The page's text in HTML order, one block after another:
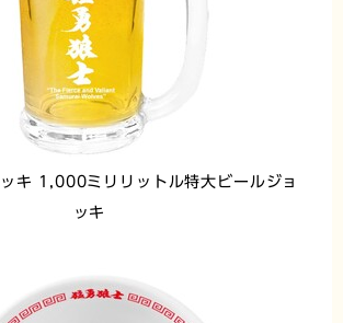
キ 1,000ミリリットル特大ビールジョ
ッキ